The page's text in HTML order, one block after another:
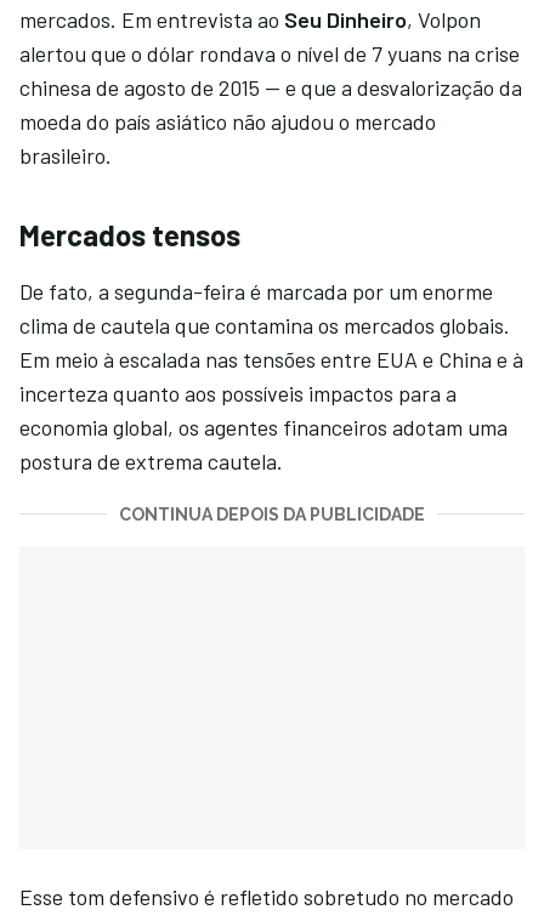
mercados. Em entrevista ao Seu Dinheiro, Volpon
alertou que o dólar rondava o nível de 7 yuans na crise
chinesa de agosto de 2015 — e que a desvalorização da
moeda do país asiático não ajudou o mercado
brasileiro.
Mercados tensos
De fato, a segunda-feira é marcada por um enorme
clima de cautela que contamina os mercados globais.
Em meio à escalada nas tensões entre EUA e China e à
incerteza quanto aos possíveis impactos para a
economia global, os agentes financeiros adotam uma
postura de extrema cautela.
CONTINUA DEPOIS DA PUBLICIDADE
Esse tom defensivo é refletido sobretudo no mercado